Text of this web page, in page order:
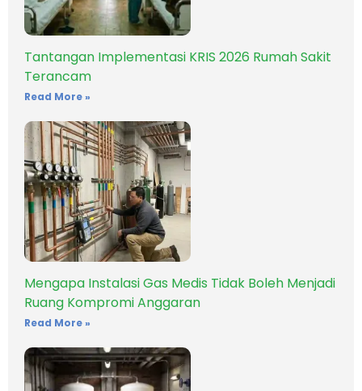
Tantangan Implementasi KRIS 2026 Rumah Sakit
Terancam
Read More »
Mengapa Instalasi Gas Medis Tidak Boleh Menjadi
Ruang Kompromi Anggaran
Read More »